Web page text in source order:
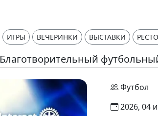
ИГРЫ ВЕЧЕРИНКИ ВЫСТАВКИ
Благотворительный
Футбол
2026, 04